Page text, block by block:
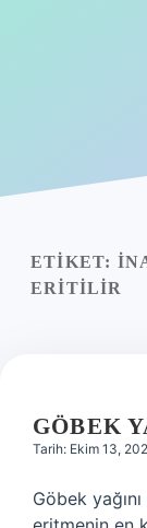
Yasal Uyarı
ETIKET:
ERITILIR
GÖBEK
Tarih: Ekim 13,
Göbek